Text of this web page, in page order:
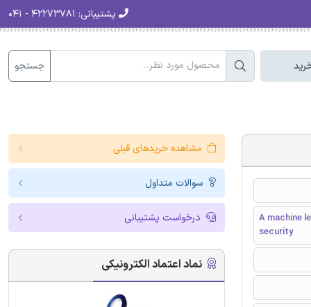
پشتیبانی:
جستجو
A machine
security
مشاهده خریدهای قبلی
سوالات متداول
درخواست پشتیبانی
نماد اعتماد الکترونیکی